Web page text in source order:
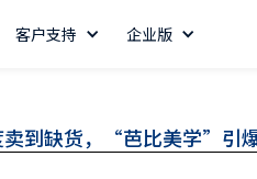
客户支持 企业版
到缺货，“芭比美学”引爆